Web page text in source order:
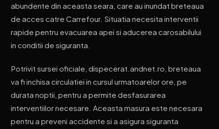
abundente din aceasta seara, care au inundat breteaua
de acces catre Carrefour. Situatia necesita interventii
rapide pentru evacuarea apei si aducerea carosabilului
in conditii de siguranta.
Potrivit sursei oficiale, dispecerat.andnet.ro, breteaua
va fi inchisa circulatiei in cursul urmatoarelor ore, pe
durata noptii, pentru a permite desfasurarea
interventiilor necesare. Aceasta masura este necesara
pentru a preveni accidente si a asigura siguranta